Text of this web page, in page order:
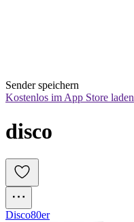
Sender speichern
Kostenlos im App Store laden
disco
Disco80er